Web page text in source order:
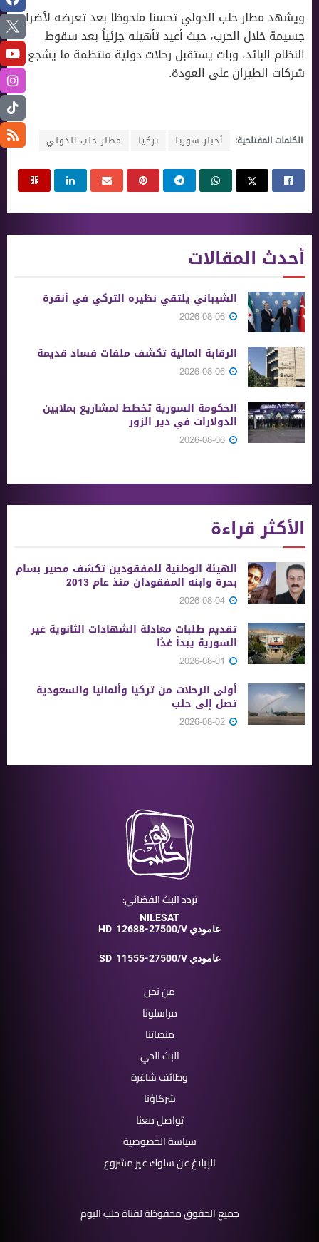
ويشهد مطار حلب الدولي تحسنا ملحوظا بعد تعرضه لأضرار
جسيمة خلال الحرب، حيث أعيد تأهيله جزئياً بعد سقوط
النظام البائد، وبات يستقبل رحلات دولية منتظمة ما يشجع
شركات الطيران على العودة.
الكلمات المفتاحية: أخبار سوريا تركيا مطار حلب الدولي
أحدث المقالات
الشيباني يلتقي نظيره التركي في أنقرة
الرقابة المالية تكشف ملفات فساد قديمة
الحكومة السورية تخطط لمشاريع بملايين
الدولارات في دير الزور
الأكثر قراءة
الهيئة الوطنية للمفقودين تكشف مصير بسام
بحرة وابنه المفقودان منذ عام 2013
تقديم طلبات معادلة الشهادات الثانوية ‏غير
السورية يبدأ غدًا
أولى الرحلات من ‏تركيا وألمانيا والسعودية
تصل إلى حلب
تردد البث الفضائي:
NILESAT
HD
12688-27500/V عامودي
SD 11555-27500/V عامودي
من نحن
مراسلونا
منصاتنا
البث الحي
وظائف شاغرة
شركاؤنا
تواصل معنا
سياسة الخصوصية
الإبلاغ عن سلوك غير مشروع
جميع الحقوق محفوظة لقناة حلب اليوم